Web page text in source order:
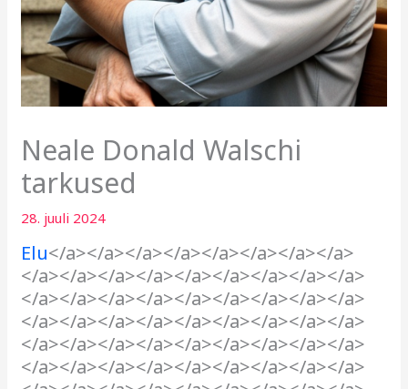
Neale Donald Walschi
tarkused
28. juuli 2024
Elu</a></a></a></a></a></a></a></a>
</a></a></a></a></a></a></a></a></a>
</a></a></a></a></a></a></a></a></a>
</a></a></a></a></a></a></a></a></a>
</a></a></a></a></a></a></a></a></a>
</a></a></a></a></a></a></a></a></a>